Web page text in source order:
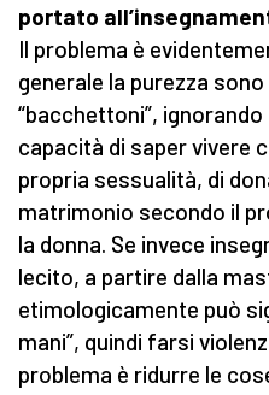
portato
Il problema è
generale la purezza
“bacchettoni”, ignorando
capacità di saper vivere
propria sessualità, di
matrimonio secondo il
la donna. Se invece
lecito, a partire dalla
etimologicamente può
mani”, quindi farsi
problema è ridurre le